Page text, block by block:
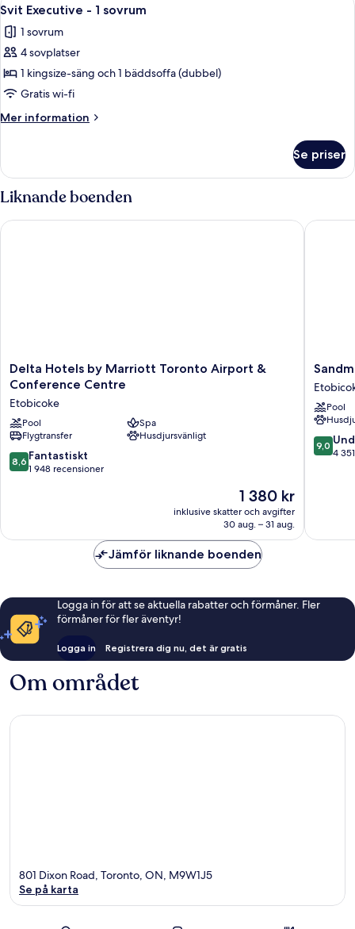
2
sängar
alla
foton
för
Svit
Executive
-
1
7
Svit Executive - 1 sovrum
1 sovrum
4 sovplatser
1 kingsize-säng och 1 bäddsoffa (dubbel)
Gratis wi-fi
Mer information
Mer
Executive
-
1
sovrum
Se priser
Liknande boenden
Delta
Hotels
Marriott
Toronto
Airport
&
Conference
Delta Hotels by Marriott Toronto Airport &
Conference Centre
Etobicoke
Pool
Spa
Flygtransfer
Husdjursvänligt
8.6
av
8,6 Fantastiskt
1 948 recensioner
Priset
1 380 kr
1 380 kr
inklusive skatter och avgifter
30 aug. – 31 aug.
Delta Hotels by Marriott Toronto Airport & Conference
Toronto
Airport
Hotel
Pool
9.0
av
9,0
4
Jämför liknande boenden
Logga in för att se aktuella rabatter och förmåner. Fler
förmåner för fler äventyr!
Logga in Registrera dig nu, det är gratis
Om området
801 Dixon Road, Toronto, ON, M9W1J5
Se på karta